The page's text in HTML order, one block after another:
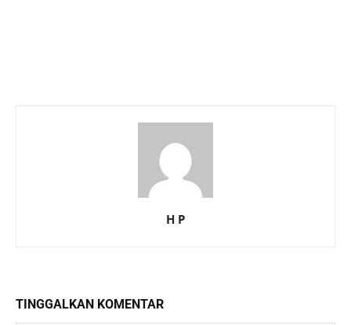
H P
TINGGALKAN KOMENTAR